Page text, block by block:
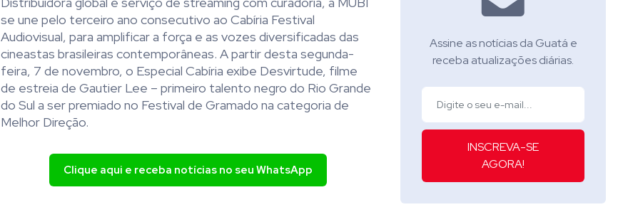
se une pelo terceiro ano consecutivo ao Cabíria Festival
Audiovisual, para amplificar a força e as vozes diversificadas das
cineastas brasileiras contemporâneas. A partir desta segunda-
feira, 7 de novembro, o Especial Cabíria exibe Desvirtude, filme
de estreia de Gautier Lee – primeiro talento negro do Rio Grande
do Sul a ser premiado no Festival de Gramado na categoria de
Melhor Direção.
Clique aqui e receba notícias no seu WhatsApp
Assine as notícias da Guatá e
receba atualizações diárias.
INSCREVA-SE
AGORA!